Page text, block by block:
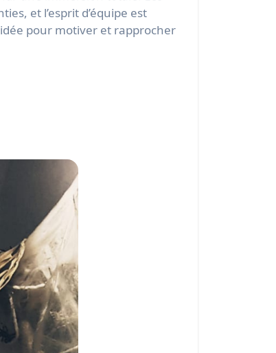
et l’esprit d’équipe est
pour motiver et rapprocher